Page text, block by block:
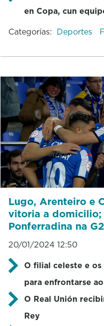
en Copa, cun
Categorías: Deportes
Lugo, Arenteiro e
vitoria a
Ponferradina na G2
20/01/2024 12:50
O filial celeste e os
para enfrontarse
O Real Unión
Rey